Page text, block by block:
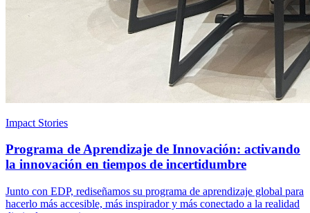
Impact Stories
Programa de Aprendizaje de Innovación: activando
la innovación en tiempos de incertidumbre
Junto con EDP, rediseñamos su programa de aprendizaje global para
hacerlo más accesible, más inspirador y más conectado a la realidad